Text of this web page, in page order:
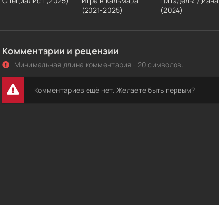
(2021-2025)
(2024)
Комментарии и рецензии
Минимальная длина комментария - 20 символов.
Комментариев ещё нет. Желаете быть первым?